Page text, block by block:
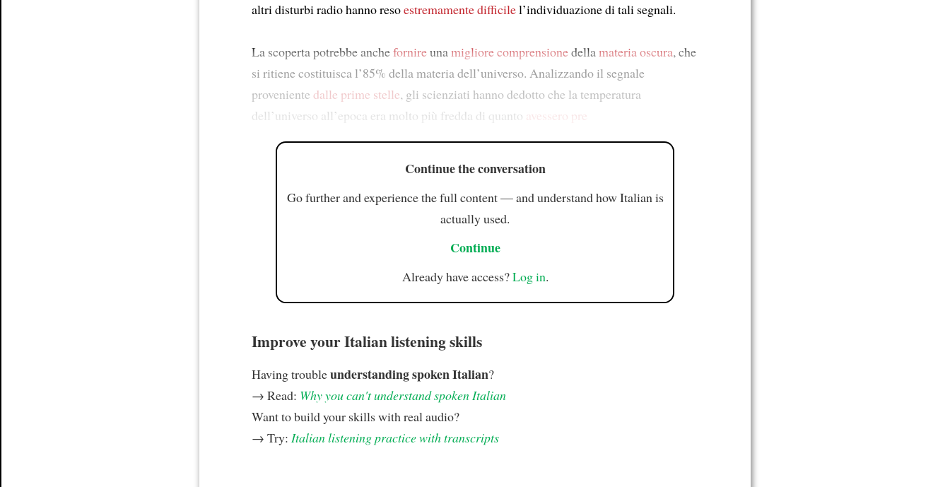
altri disturbi radio hanno resoestremamente difficilel’individuazione di tali segnali.
La scoperta potrebbe anchefornireunamigliore comprensionedellamateria oscura, che
si ritiene costituisca l’85% della materia dell’universo. Analizzando il segnale
proveniente dalle prime stelle, gli scienziati hanno dedotto che la temperatura
dell’universo all’epoca era molto più fredda di quanto avessero pre
Continue the conversation
Go further and experience the full content — and understand how Italian is
actually used.
Continue
Already have access?Log in.
Improve your Italian listening skills
Having troubleunderstanding spoken Italian?
→ Read: Why you can't understand spoken Italian
Want to build your skills with real audio?
→ Try: Italian listening practice with transcripts